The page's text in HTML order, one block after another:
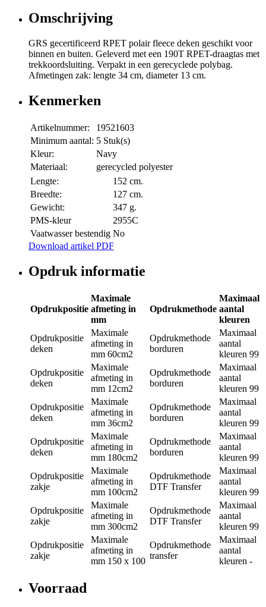
Omschrijving
GRS gecertificeerd RPET polair fleece deken geschikt voor
binnen en buiten. Geleverd met een 190T RPET-draagtas met
trekkoordsluiting. Verpakt in een gerecyclede polybag.
Afmetingen zak: lengte 34 cm, diameter 13 cm.
Kenmerken
Artikelnummer:
19521603
Minimum aantal: 5 Stuk(s)
Kleur:
Navy
Materiaal:
gerecycled polyester
Lengte:
152 cm.
Breedte:
127 cm.
Gewicht:
347 g.
PMS-kleur
2955C
Vaatwasser bestendig No
Download artikel PDF
Opdruk informatie
Opdrukpositie
Maximale
afmeting in
mm
Opdrukmethode
Maximaal
aantal
kleuren
Opdrukpositie
deken
Maximale
afmeting in
mm 60cm2
Opdrukmethode
borduren
Maximaal
aantal
kleuren 99
Opdrukpositie
deken
Maximale
afmeting in
mm 12cm2
Opdrukmethode
borduren
Maximaal
aantal
kleuren 99
Opdrukpositie
deken
Maximale
afmeting in
mm 36cm2
Opdrukmethode
borduren
Maximaal
aantal
kleuren 99
Opdrukpositie
deken
Maximale
afmeting in
mm 180cm2
Opdrukmethode
borduren
Maximaal
aantal
kleuren 99
Opdrukpositie
zakje
Maximale
afmeting in
mm 100cm2
Opdrukmethode
DTF Transfer
Maximaal
aantal
kleuren 99
Opdrukpositie
zakje
Maximale
afmeting in
mm 300cm2
Opdrukmethode
DTF Transfer
Maximaal
aantal
kleuren 99
Opdrukpositie
zakje
Maximale
afmeting in
mm 150 x 100
Opdrukmethode
transfer
Maximaal
aantal
kleuren -
Voorraad